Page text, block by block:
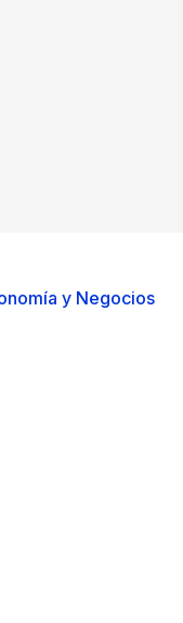
y Negocios